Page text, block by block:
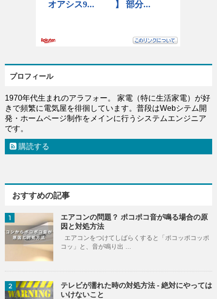
プロフィール
1970年代生まれのアラフォー。 家電（特に生活家電）が好
きで頻繁に電気屋を徘徊しています。普段はWebシテム開
発・ホームページ制作をメインに行うシステムエンジニア
です。
購読する
おすすめの記事
1
エアコンの問題？ ポコポコ音が鳴る場合の原
因と対処方法
エアコンをつけてしばらくすると「ポコッポコッポ
コッ」と、音が鳴り出 ...
2
テレビが濡れた時の対処方法 - 絶対にやっては
いけないこと